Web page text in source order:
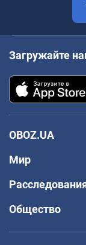
Загружайте
OBOZ.UA
Мир
Общество